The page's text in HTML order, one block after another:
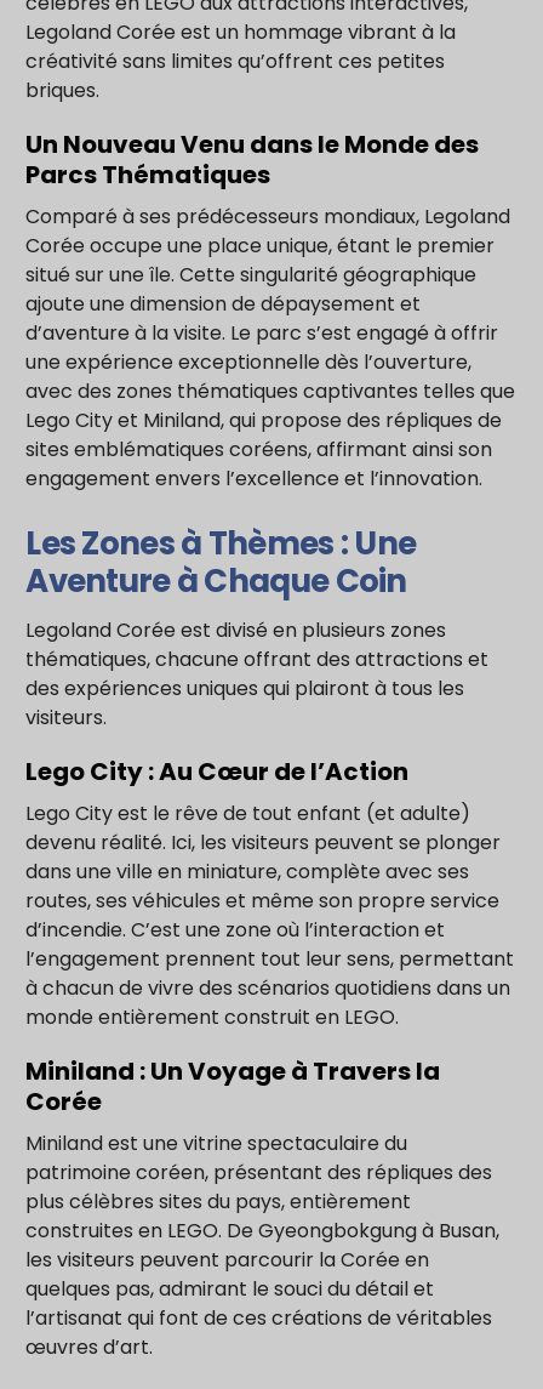
Legoland Corée est un hommage vibrant à la
créativité sans limites qu’offrent ces petites
briques.
Un Nouveau Venu dans le Monde des
Parcs Thématiques
Comparé à ses prédécesseurs mondiaux, Legoland
Corée occupe une place unique, étant le premier
situé sur une île. Cette singularité géographique
ajoute une dimension de dépaysement et
d’aventure à la visite. Le parc s’est engagé à offrir
une expérience exceptionnelle dès l’ouverture,
avec des zones thématiques captivantes telles que
Lego City et Miniland, qui propose des répliques de
sites emblématiques coréens, affirmant ainsi son
engagement envers l’excellence et l’innovation.
Les Zones à Thèmes : Une
Aventure à Chaque Coin
Legoland Corée est divisé en plusieurs zones
thématiques, chacune offrant des attractions et
des expériences uniques qui plairont à tous les
visiteurs.
Lego City : Au Cœur de l’Action
Lego City est le rêve de tout enfant (et adulte)
devenu réalité. Ici, les visiteurs peuvent se plonger
dans une ville en miniature, complète avec ses
routes, ses véhicules et même son propre service
d’incendie. C’est une zone où l’interaction et
l’engagement prennent tout leur sens, permettant
à chacun de vivre des scénarios quotidiens dans un
monde entièrement construit en LEGO.
Miniland : Un Voyage à Travers la
Corée
Miniland est une vitrine spectaculaire du
patrimoine coréen, présentant des répliques des
plus célèbres sites du pays, entièrement
construites en LEGO. De Gyeongbokgung à Busan,
les visiteurs peuvent parcourir la Corée en
quelques pas, admirant le souci du détail et
l’artisanat qui font de ces créations de véritables
œuvres d’art.